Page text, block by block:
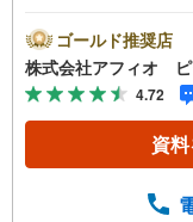
中‥365日ご
徒歩7分、JR
以上利用可で
ウンターキッ
チン■全居
歩4分とお
に。・* 千
ゴールド推奨店
株式会社アフィオ ピ
4.72
資